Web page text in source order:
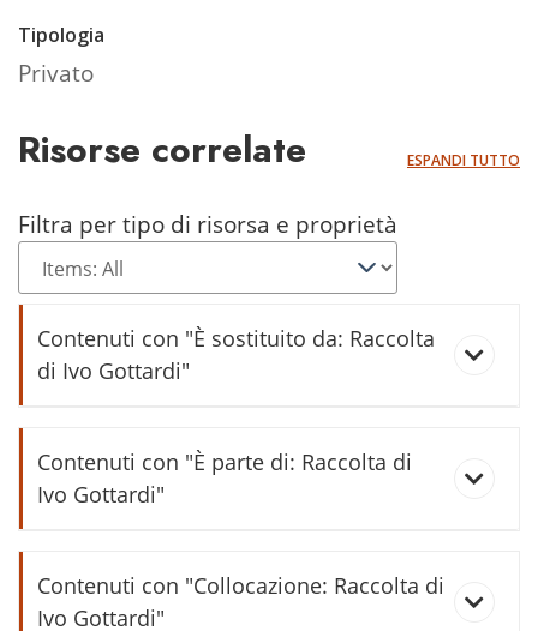
Tipologia
Privato
Risorse correlate ESPANDI TUTTO
Filtra per tipo di risorsa e proprietà
Contenuti con "È sostituito da: Raccolta
di Ivo Gottardi"
Paket/Geld Bestellkarte
Contenuti con "È parte di: Raccolta di
Ivo Gottardi"
Rapporto del Maestro di Posta
Contenuti con "Collocazione: Raccolta di
Ivo Gottardi"